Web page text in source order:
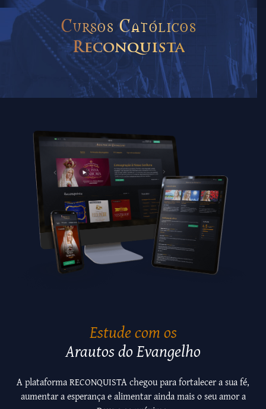
Cursos Católicos
Reconquista
Estude com os
Arautos do Evangelho
A plataforma RECONQUISTA chegou para fortalecer a sua fé,
aumentar a esperança e alimentar ainda mais o seu amor a